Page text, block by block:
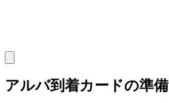
アルバ到着カードの準備